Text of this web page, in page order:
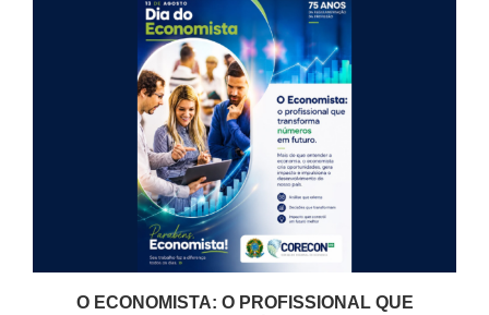
O ECONOMISTA: O PROFISSIONAL QUE